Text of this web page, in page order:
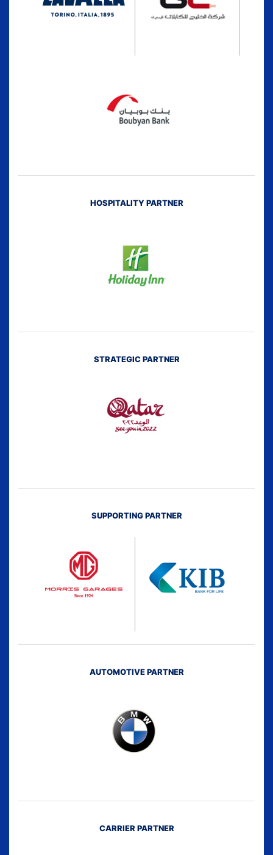
HOSPITALITY PARTNER
STRATEGIC PARTNER
SUPPORTING PARTNER
AUTOMOTIVE PARTNER
CARRIER PARTNER